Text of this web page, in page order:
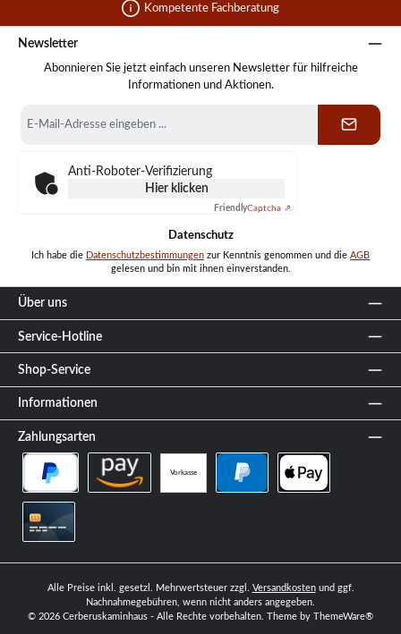
Kompetente Fachberatung
Newsletter
Abonnieren Sie jetzt einfach unseren Newsletter für hilfreiche
Informationen und Aktionen.
Mail-
Anti-Roboter-Verifizierung
Hier klicken
FriendlyCaptcha ⇗
Datenschutz
Ich habe die Datenschutzbestimmungen zur Kenntnis genommen und die AGB
gelesen und bin mit ihnen einverstanden.
Über uns
Service-Hotline
Shop-Service
Informationen
Zahlungsarten
Vorkasse
PayPal Später Bezahlen
Alle Preise inkl. gesetzl. Mehrwertsteuer zzgl. Versandkostenund ggf.
Nachnahmegebühren, wenn nicht anders angegeben.
© 2026 Cerberuskaminhaus - Alle Rechte vorbehalten. Theme by ThemeWare®